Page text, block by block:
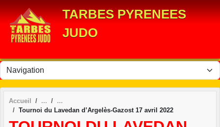
TARBES PYRENEES
JUDO
Accueil
Tournoi du Lavedan d’Argelès-Gazost 17 avril 2022
Panneau de gestion des cookies